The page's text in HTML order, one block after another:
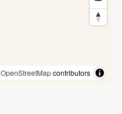
OpenStreetMapcontributors